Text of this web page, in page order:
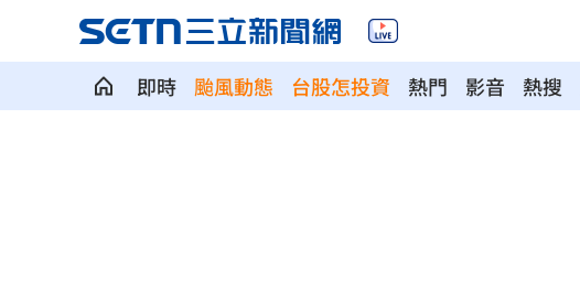
即時 颱風動態 台股怎投資 熱門 影音 熱搜